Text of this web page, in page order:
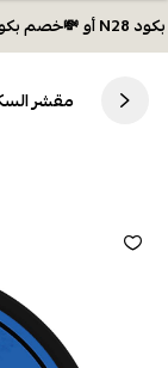
مقشر السكر